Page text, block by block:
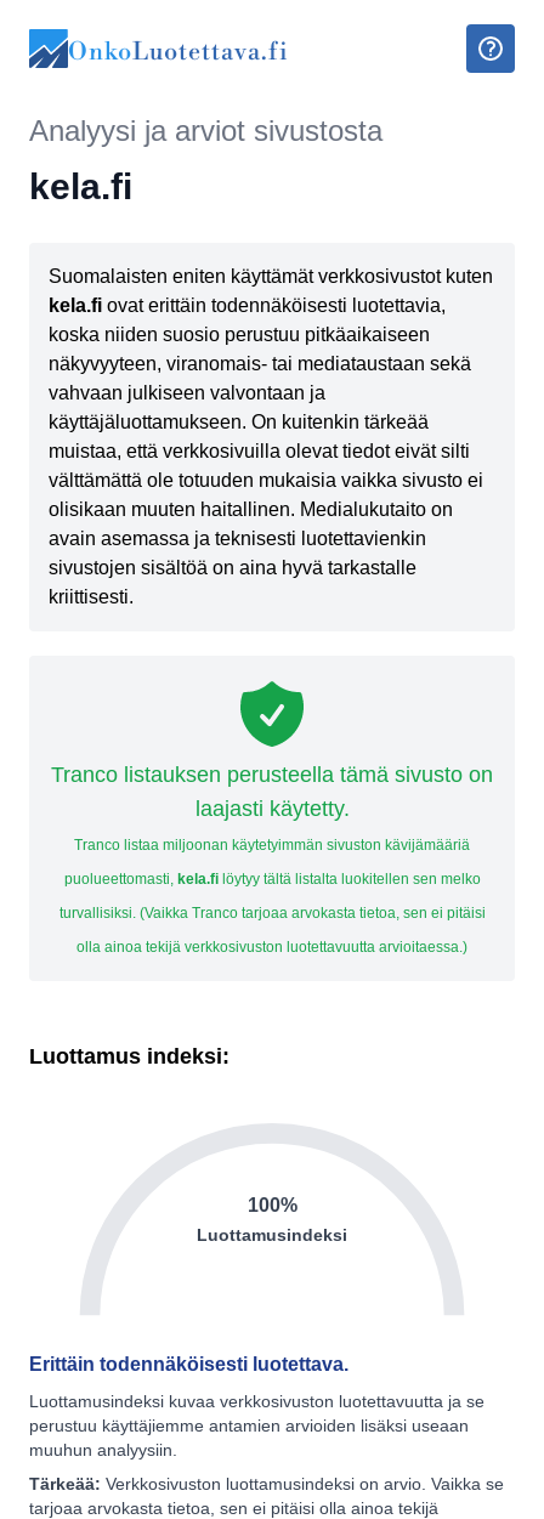
OnkoLuotettava.fi
Analyysi ja arviot sivustosta
kela.fi
Suomalaisten eniten käyttämät verkkosivustot kuten
kela.fi ovat erittäin todennäköisesti luotettavia,
koska niiden suosio perustuu pitkäaikaiseen
näkyvyyteen, viranomais- tai mediataustaan sekä
vahvaan julkiseen valvontaan ja
käyttäjäluottamukseen. On kuitenkin tärkeää
muistaa, että verkkosivuilla olevat tiedot eivät silti
välttämättä ole totuuden mukaisia vaikka sivusto ei
olisikaan muuten haitallinen. Medialukutaito on
avain asemassa ja teknisesti luotettavienkin
sivustojen sisältöä on aina hyvä tarkastalle
kriittisesti.
Tranco listauksen perusteella tämä sivusto on
laajasti käytetty.
Tranco listaa miljoonan käytetyimmän sivuston kävijämääriä
puolueettomasti, kela.filöytyy tältä listalta luokitellen sen melko
turvallisiksi. (Vaikka Tranco tarjoaa arvokasta tietoa, sen ei pitäisi
olla ainoa tekijä verkkosivuston luotettavuutta arvioitaessa.)
Luottamus indeksi:
100%
Luottamusindeksi
Erittäin todennäköisesti luotettava.
Luottamusindeksi kuvaa verkkosivuston luotettavuutta ja se
perustuu käyttäjiemme antamien arvioiden lisäksi useaan
muuhun analyysiin.
Tärkeää: Verkkosivuston luottamusindeksi on arvio. Vaikka se
tarjoaa arvokasta tietoa, sen ei pitäisi olla ainoa tekijä